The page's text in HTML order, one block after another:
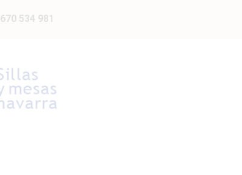
670 534 981